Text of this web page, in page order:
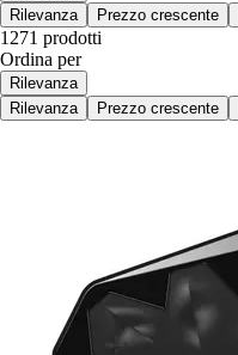
Rilevanza
Prezzo crescente
1271 prodotti
Ordina per
Rilevanza
Rilevanza
Prezzo crescente